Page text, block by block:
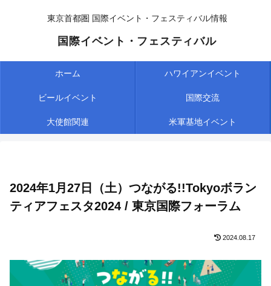
東京首都圏 国際イベント・フェスティバル情報
国際イベント・フェスティバル
ホーム ハワイアンイベント
ビールイベント 国際交流
大使館関連 米軍基地イベント
2024年1月27日（土）つながる!!Tokyoボラン
ティアフェスタ2024 / 東京国際フォーラム
2024.08.17